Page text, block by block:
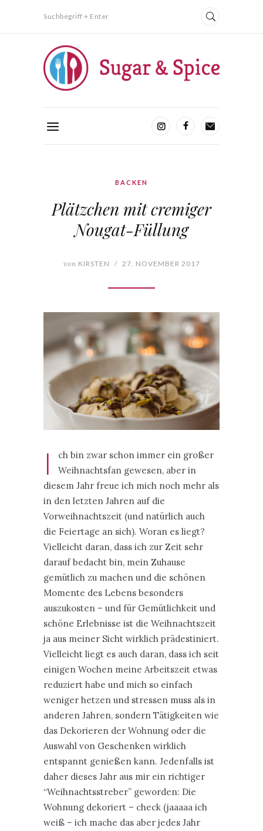
Suchbegriff + Enter
BACKEN
Plätzchen mit cremiger
Nougat-Füllung
von KIRSTEN / 27. NOVEMBER 2017
I
ch bin zwar schon immer ein großer
Weihnachtsfan gewesen, aber in
diesem Jahr freue ich mich noch mehr als
in den letzten Jahren auf die
Vorweihnachtszeit (und natürlich auch
die Feiertage an sich). Woran es liegt?
Vielleicht daran, dass ich zur Zeit sehr
darauf bedacht bin, mein Zuhause
gemütlich zu machen und die schönen
Momente des Lebens besonders
auszukosten – und für Gemütlichkeit und
schöne Erlebnisse ist die Weihnachtszeit
ja aus meiner Sicht wirklich prädestiniert.
Vielleicht liegt es auch daran, dass ich seit
einigen Wochen meine Arbeitszeit etwas
reduziert habe und mich so einfach
weniger hetzen und stressen muss als in
anderen Jahren, sondern Tätigkeiten wie
das Dekorieren der Wohnung oder die
Auswahl von Geschenken wirklich
entspannt genießen kann. Jedenfalls ist
daher dieses Jahr aus mir ein richtiger
“Weihnachtsstreber” geworden: Die
Wohnung dekoriert – check (jaaaaa ich
weiß – ich mache das aber jedes Jahr